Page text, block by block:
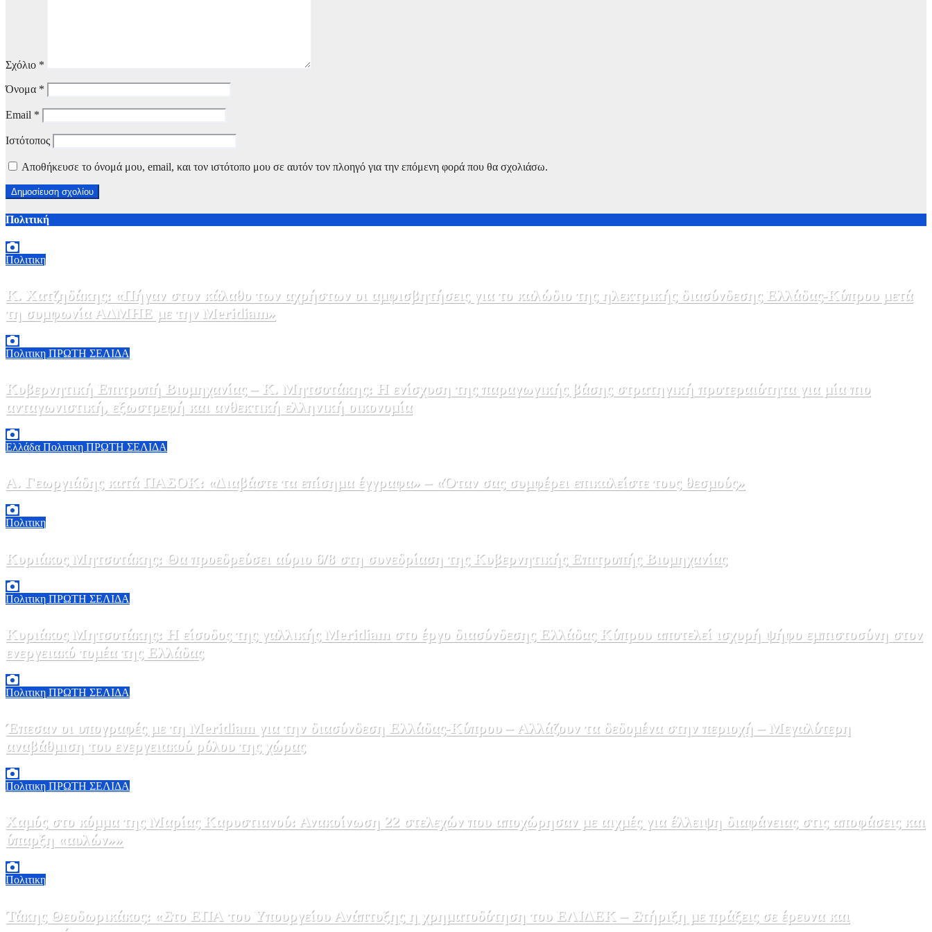
Σχόλιο *
Όνομα *
Email *
Ιστότοπος
Αποθήκευσε το όνομά μου, email, και τον ιστότοπο μου σε αυτόν τον πλοηγό για την επόμενη φορά που θα σχολιάσω.
Πολιτική
Πολιτικη
Κ. Χατζηδάκης: «Πήγαν στον κάλαθο των αχρήστων οι αμφισβητήσεις για το καλώδιο της ηλεκτρικής διασύνδεσης Ελλάδας-Κύπρου μετά
τη συμφωνία ΑΔΜΗΕ με την Meridiam»
Πολιτικη ΠΡΩΤΗ ΣΕΛΙΔΑ
Κυβερνητική Επιτροπή Βιομηχανίας – Κ. Μητσοτάκης: Η ενίσχυση της παραγωγικής βάσης στρατηγική προτεραιότητα για μία πιο
ανταγωνιστική, εξωστρεφή και ανθεκτική ελληνική οικονομία
Ελλάδα Πολιτικη ΠΡΩΤΗ ΣΕΛΙΔΑ
Α. Γεωργιάδης κατά ΠΑΣΟΚ: «Διαβάστε τα επίσημα έγγραφα» – «Όταν σας συμφέρει επικαλείστε τους θεσμούς»
Πολιτικη
Κυριάκος Μητσοτάκης: Θα προεδρεύσει αύριο 6/8 στη συνεδρίαση της Κυβερνητικής Επιτροπής Βιομηχανίας
Πολιτικη ΠΡΩΤΗ ΣΕΛΙΔΑ
Κυριάκος Μητσοτάκης: Η είσοδος της γαλλικής Meridiam στο έργο διασύνδεσης Ελλάδας Κύπρου αποτελεί ισχυρή ψήφο εμπιστοσύνη στον
ενεργειακό τομέα της Ελλάδας
Πολιτικη ΠΡΩΤΗ ΣΕΛΙΔΑ
Έπεσαν οι υπογραφές με τη Meridiam για την διασύνδεση Ελλάδας-Κύπρου – Αλλάζουν τα δεδομένα στην περιοχή – Μεγαλύτερη
αναβάθμιση του ενεργειακού ρόλου της χώρας
Πολιτικη ΠΡΩΤΗ ΣΕΛΙΔΑ
Χαμός στο κόμμα της Μαρίας Καρυστιανού: Ανακοίνωση 22 στελεχών που αποχώρησαν με αιχμές για έλλειψη διαφάνειας στις αποφάσεις και
ύπαρξη «αυλών»»
Πολιτικη
Τάκης Θεοδωρικάκος: «Στο ΕΠΑ του Υπουργείου Ανάπτυξης η χρηματοδότηση του ΕΛΙΔΕΚ – Στήριξη με πράξεις σε έρευνα και